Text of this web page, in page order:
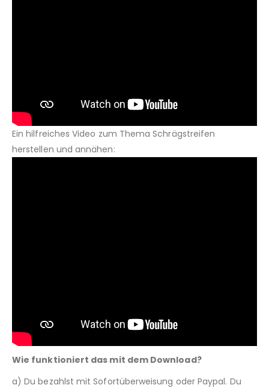
Ein hilfreiches Video zum Thema Schrägstreifen
herstellen und annähen:
Wie funktioniert das mit dem Download?
a) Du bezahlst mit Sofortüberweisung oder Paypal. Du